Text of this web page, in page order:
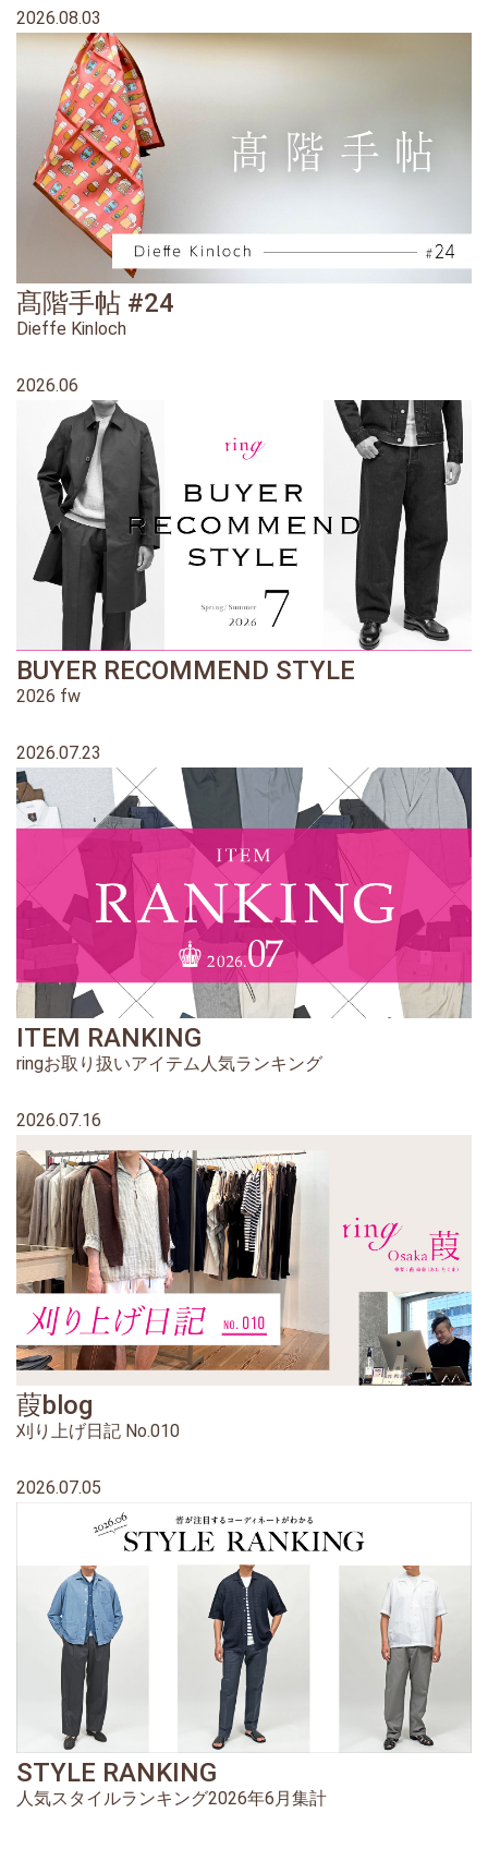
2026.08.03
髙階手帖 #24
Dieffe Kinloch
2026.06
BUYER RECOMMEND STYLE
2026 fw
2026.07.23
ITEM RANKING
ringお取り扱いアイテム人気ランキング
2026.07.16
葭blog
刈り上げ日記 No.010
2026.07.05
STYLE RANKING
人気スタイルランキング2026年6月集計